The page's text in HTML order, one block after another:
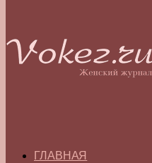
ГЛАВНАЯ